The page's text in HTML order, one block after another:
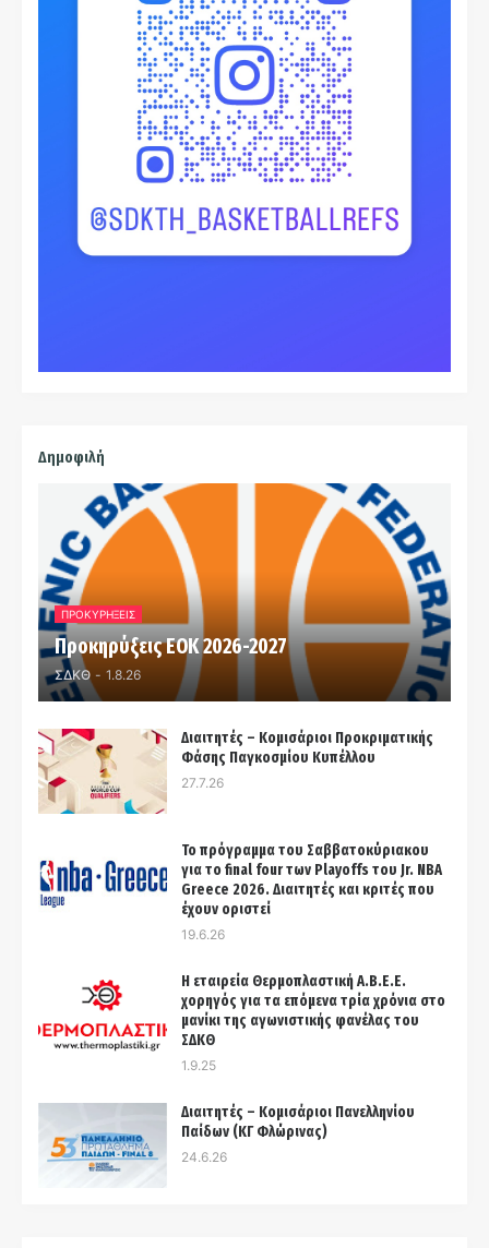
Δημοφιλή
ΠΡΟΚΥΡΗΞΕΙΣ
Προκηρύξεις ΕΟΚ 2026-2027
ΣΔΚΘ - 1.8.26
Διαιτητές – Κομισάριοι Προκριματικής
Φάσης Παγκοσμίου Κυπέλλου
27.7.26
Το πρόγραμμα του Σαββατοκύριακου
για το final four των Playoffs του Jr. NBA
Greece 2026. Διαιτητές και κριτές που
έχουν οριστεί
19.6.26
Η εταιρεία Θερμοπλαστική Α.Β.Ε.Ε.
χορηγός για τα επόμενα τρία χρόνια στo
μανίκι της αγωνιστικής φανέλας του
ΣΔΚΘ
1.9.25
Διαιτητές – Κομισάριοι Πανελληνίου
Παίδων (ΚΓ Φλώρινας)
24.6.26